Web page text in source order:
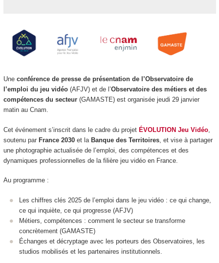
Une conférence de presse de présentation de l’Observatoire de
l’emploi du jeu vidéo (AFJV) et de l’Observatoire des métiers et des
compétences du secteur(GAMASTE) est organisée jeudi 29 janvier
matin au Cnam.
Cet événement s’inscrit dans le cadre du projet ÉVOLUTION Jeu Vidéo,
soutenu par France 2030et la Banque des Territoires, et vise à partager
une photographie actualisée de l’emploi, des compétences et des
dynamiques professionnelles de la filière jeu vidéo en France.
Au programme :
Les chiffres clés 2025 de l’emploi dans le jeu vidéo : ce qui change,
ce qui inquiète, ce qui progresse (AFJV)
Métiers, compétences : comment le secteur se transforme
concrètement (GAMASTE)
Échanges et décryptage avec les porteurs des Observatoires, les
studios mobilisés et les partenaires institutionnels.